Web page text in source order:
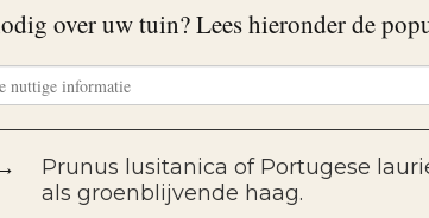
over uw tuin? Lees hieronder de
Prunus lusitanica of Portugese
als groenblijvende haag.